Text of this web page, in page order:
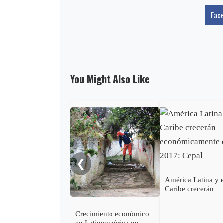
You Might Also Like
❮
Crecimiento económico
América Latina y
Caribe crecerán